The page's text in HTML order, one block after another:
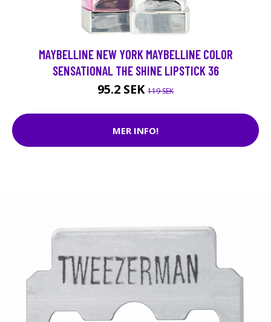
MAYBELLINE NEW YORK MAYBELLINE COLOR
SENSATIONAL THE SHINE LIPSTICK 36
95.2 SEK 119 SEK
MER INFO!